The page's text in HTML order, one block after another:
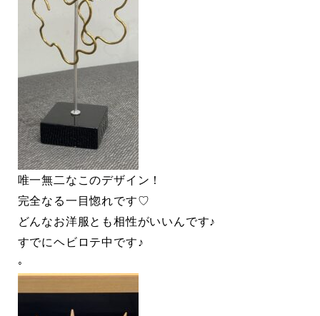
唯一無二なこのデザイン！
完全なる一目惚れです♡
どんなお洋服とも相性がいいんです♪
すでにヘビロテ中です♪
◦